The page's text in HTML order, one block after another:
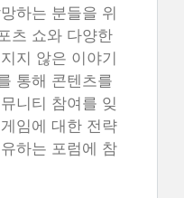
하는 분들을 위
츠 쇼와 다양한
지 않은 이야기
통해 콘텐츠를
니티 참여를 잊
임에 대한 전략
하는 포럼에 참